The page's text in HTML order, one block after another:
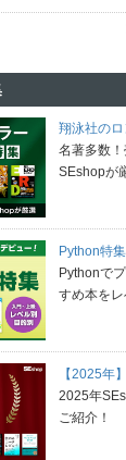
翔泳社の
名著多数
SEshopが
Python特集
Pythonで
すめ本を
【2025年
2025年
ご紹介！